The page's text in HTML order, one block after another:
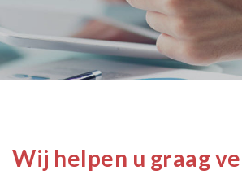
Wij helpen u graag